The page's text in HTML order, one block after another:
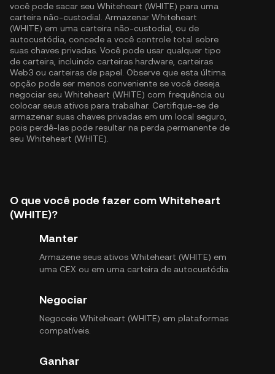
você pode sacar seu Whiteheart (WHITE) para uma
carteira não-custodial. Armazenar Whiteheart
(WHITE) em uma carteira não-custodial, ou de
autocustódia, concede a você controle total sobre
suas chaves privadas. Você pode usar qualquer tipo
de carteira, incluindo carteiras hardware, carteiras
Web3 ou carteiras de papel. Observe que esta última
opção pode ser menos conveniente se você deseja
negociar seu Whiteheart (WHITE) com frequência ou
colocar seus ativos para trabalhar. Certifique-se de
armazenar suas chaves privadas em um local seguro,
pois perdê-las pode resultar na perda permanente de
seu Whiteheart (WHITE).
O que você pode fazer com Whiteheart
(WHITE)?
Manter
Armazene seus ativos Whiteheart (WHITE) em
uma CEX ou em uma carteira de autocustódia.
Negociar
Negoceie Whiteheart (WHITE) em plataformas
compatíveis.
Ganhar